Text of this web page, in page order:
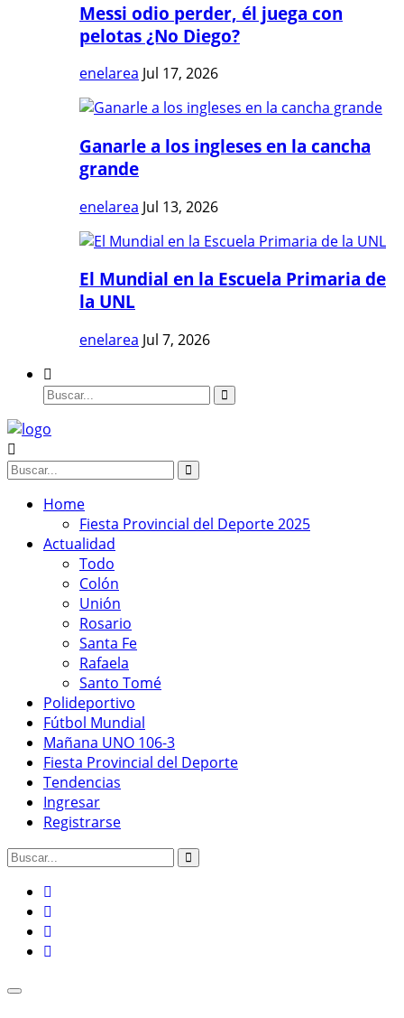
Messi odio perder, él juega con
pelotas ¿No Diego?
enelarea Jul 17, 2026
Ganarle a los ingleses en la cancha
grande
enelarea Jul 13, 2026
El Mundial en la Escuela Primaria de
la UNL
enelarea Jul 7, 2026
Home
Fiesta Provincial del Deporte 2025
Actualidad
Todo
Colón
Unión
Rosario
Santa Fe
Rafaela
Santo Tomé
Polideportivo
Fútbol Mundial
Mañana UNO 106-3
Fiesta Provincial del Deporte
Tendencias
Ingresar
Registrarse